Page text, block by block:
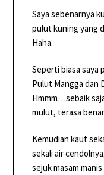
Saya sebenarnya
pulut kuning yang
Haha.
Seperti biasa saya
Pulut Mangga dan
Hmmm…sebaik
mulut, terasa
Kemudian kaut
sekali air
sejuk masam